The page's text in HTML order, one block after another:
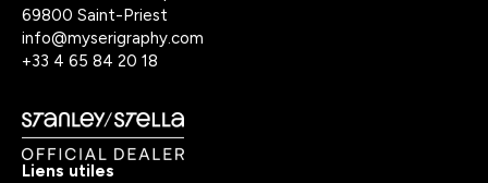
69800 Saint-Priest
info@myserigraphy.com
+33 4 65 84 20 18
Liens utiles